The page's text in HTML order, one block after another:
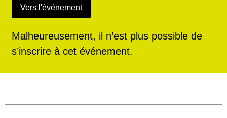
Malheureusement, il n’est plus possible de
s’inscrire à cet événement.